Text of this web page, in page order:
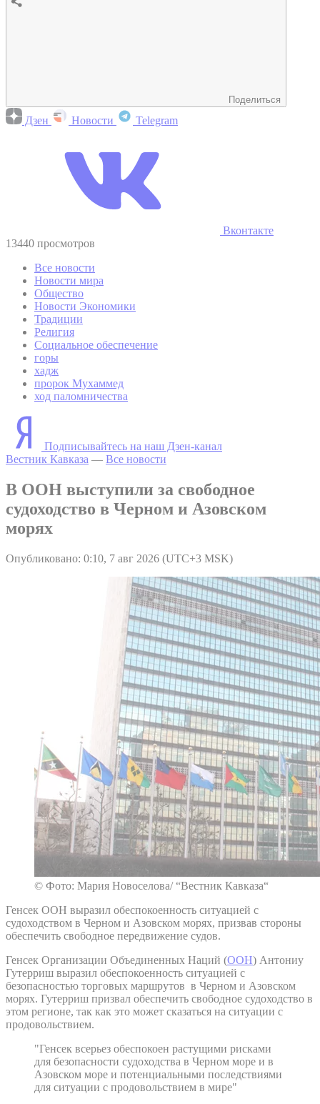
Поделиться
Дзен Новости Telegram
Вконтакте
13440 просмотров
Все новости
Новости мира
Общество
Новости Экономики
Традиции
Религия
Социальное обеспечение
горы
хадж
пророк Мухаммед
ход паломничества
Подписывайтесь на наш Дзен-канал
Вестник Кавказа — Все новости
В ООН выступили за свободное
судоходство в Черном и Азовском
морях
Опубликовано: 0:10, 7 авг 2026 (UTC+3 MSK)
© Фото: Мария Новоселова/ “Вестник Кавказа“
Генсек ООН выразил обеспокоенность ситуацией с
судоходством в Черном и Азовском морях, призвав стороны
обеспечить свободное передвижение судов.
Генсек Организации Объединенных Наций (ООН) Антониу
Гутерриш выразил обеспокоенность ситуацией с
безопасностью торговых маршрутов в Черном и Азовском
морях. Гутерриш призвал обеспечить свободное судоходство в
этом регионе, так как это может сказаться на ситуации с
продовольствием.
"Генсек всерьез обеспокоен растущими рисками
для безопасности судоходства в Черном море и в
Азовском море и потенциальными последствиями
для ситуации с продовольствием в мире"